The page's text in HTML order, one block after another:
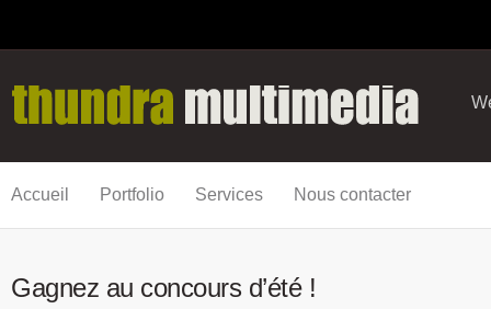
Accueil Portfolio Services Nous contacter
Gagnez au concours d’été !